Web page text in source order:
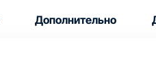
Дополнительно